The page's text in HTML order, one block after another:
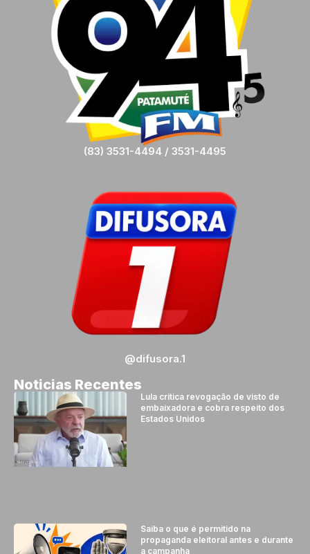
(83) 3531-4494 / 3531-4495
@difusora.1
Noticias Recentes
Lula critica revogação de visto de
embaixadora e cobra respeito dos
Estados Unidos
Saiba o que é permitido na
propaganda eleitoral antes e durante
a campanha